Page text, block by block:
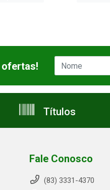
Títulos
Fale Conosco
(83) 3331-4370